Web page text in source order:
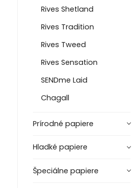
Rives Shetland
Rives Tradition
Rives Tweed
Rives Sensation
SENDme Laid
Chagall
Prírodné papiere
Hladké papiere
Špeciálne papiere